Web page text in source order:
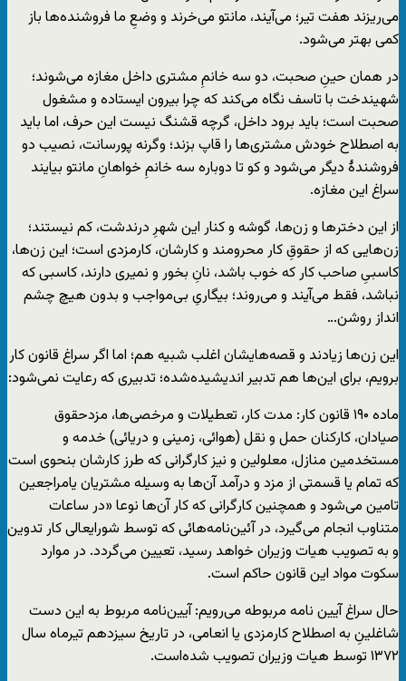
می‌ریزند هفت تیر؛ می‌آیند، مانتو می‌خرند و وضعِ ما فروشنده‌ها باز
کمی بهتر می‌شود.
در‌‌ همان حینِ صحبت، دو سه خانمِ مشتری داخل مغازه می‌شوند؛
شهیندخت با تاسف نگاه می‌کند که چرا بیرون ایستاده و مشغول
صحبت است؛ باید برود داخل، گرچه قشنگ نیست این حرف، اما باید
به اصطلاح خودش مشتری‌ها را قاپ بزند؛ وگرنه پورسانت، نصیب دو
فروشندهٔ دیگر می‌شود و کو تا دوباره سه خانمِ خواهانِ مانتو بیایند
سراغ این مغازه.
از این دختر‌ها و زن‌ها، گوشه و کنار این شهرِ درندشت، کم نیستند؛
زن‌هایی که از حقوقِ کار محرومند و کارشان، کارمزدی است؛ این زن‌ها،
کاسبیِ صاحب کار که خوب باشد، نانِ بخور و نمیری دارند، کاسبی که
نباشد، فقط می‌آیند و می‌روند؛ بیگاریِ بی‌مواجب و بدون هیچ چشم
انداز روشن…
این زن‌ها زیادند و قصه‌هایشان اغلب شبیه هم؛ اما اگر سراغ قانون کار
برویم، برای این‌ها هم تدبیر اندیشیده‌شده؛ تدبیری که رعایت نمی‌شود:
ماده ۱۹۰ قانون کار: مدت کار، تعطیلات و مرخصی‌ها، مزدحقوق
صیادان، کارکنان حمل و نقل (هوائی، زمینی و دریائی) خدمه و
مستخدمین منازل، معلولین و نیز کارگرانی که طرز کارشان بنحوی است
که تمام یا قسمتی از مزد و درآمد آن‌ها به وسیله مشتریان یامراجعین
تامین می‌شود و همچنین کارگرانی که کار آن‌ها نوعا «در ساعات
متناوب انجام می‌گیرد، در آئین‌نامه‌هائی که توسط شورایعالی کار تدوین
و به تصویب هیات وزیران خواهد رسید، تعیین می‌گردد. در موارد
سکوت مواد این قانون حاکم است.
حال سراغ آیین نامه مربوطه می‌رویم: آیین‌نامه مربوط به این دست
شاغلینِ به اصطلاح کارمزدی یا انعامی، در تاریخ سیزدهم تیرماه سال
۱۳۷۲ توسط هیات وزیران تصویب شده‌است.